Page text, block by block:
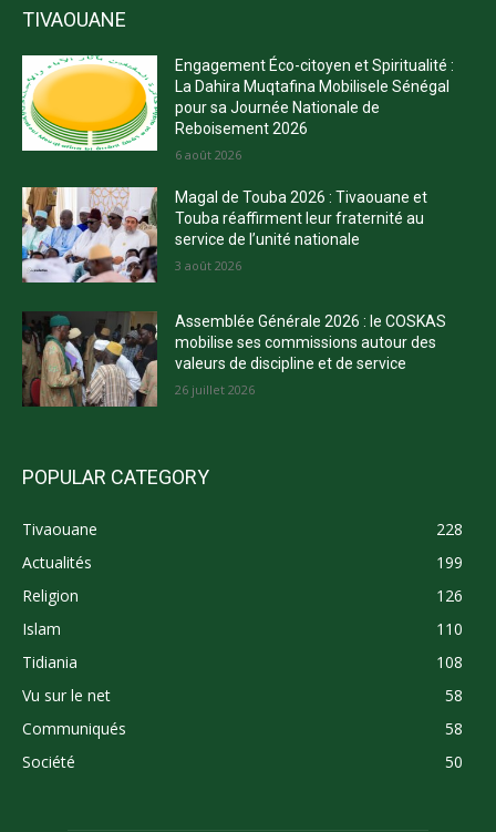
TIVAOUANE
Engagement Éco-citoyen et Spiritualité :
La Dahira Muqtafina Mobilisele Sénégal
pour sa Journée Nationale de
Reboisement 2026
6 août 2026
Magal de Touba 2026 : Tivaouane et
Touba réaffirment leur fraternité au
service de l’unité nationale
3 août 2026
Assemblée Générale 2026 : le COSKAS
mobilise ses commissions autour des
valeurs de discipline et de service
26 juillet 2026
POPULAR CATEGORY
Tivaouane
228
Actualités
199
Religion
126
Islam
110
Tidiania
108
Vu sur le net
58
Communiqués
58
Société
50